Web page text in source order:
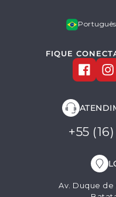
Português
FIQUE
+55
Av. Duque de